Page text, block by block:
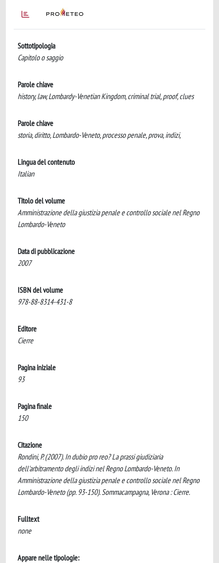
Sottotipologia
Capitolo o saggio
Parole chiave
history, law, Lombardy-Venetian Kingdom, criminal trial, proof, clues
Parole chiave
storia, diritto, Lombardo-Veneto, processo penale, prova, indizi,
Lingua del contenuto
Italian
Titolo del volume
Amministrazione della giustizia penale e controllo sociale nel Regno
Lombardo-Veneto
Data di pubblicazione
2007
ISBN del volume
978-88-8314-431-8
Editore
Cierre
Pagina iniziale
93
Pagina finale
150
Citazione
Rondini, P. (2007). In dubio pro reo? La prassi giudiziaria
dell'arbitramento degli indizi nel Regno Lombardo-Veneto. In
Amministrazione della giustizia penale e controllo sociale nel Regno
Lombardo-Veneto (pp. 93-150). Sommacampagna, Verona : Cierre.
Fulltext
none
Appare nelle tipologie: